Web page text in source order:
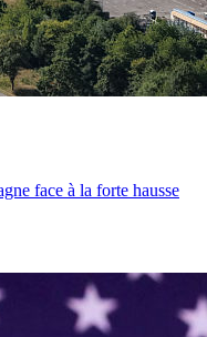
face à la forte hausse